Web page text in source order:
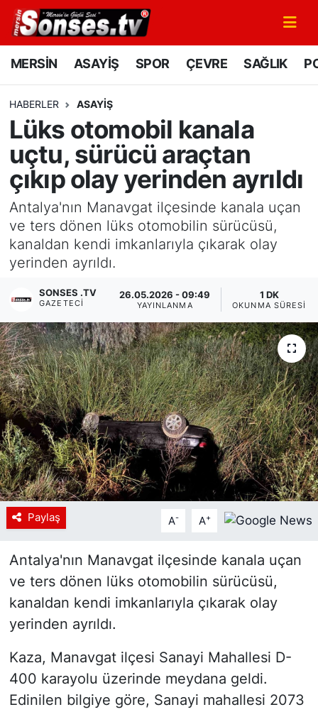
MERSİN ASAYİŞ SPOR ÇEVRE SAĞLIK
HABERLER ASAYİŞ
Lüks otomobil kanala
uçtu, sürücü araçtan
çıkıp olay yerinden ayrıldı
Antalya'nın Manavgat ilçesinde kanala uçan
ve ters dönen lüks otomobilin sürücüsü,
kanaldan kendi imkanlarıyla çıkarak olay
yerinden ayrıldı.
SONSES .TV
GAZETECI
26.05.2026 - 09:49
YAYINLANMA
1 DK
OKUNMA SÜRESI
Paylaş A- A+
Antalya'nın Manavgat ilçesinde kanala uçan
ve ters dönen lüks otomobilin sürücüsü,
kanaldan kendi imkanlarıyla çıkarak olay
yerinden ayrıldı.
Kaza, Manavgat ilçesi Sanayi Mahallesi D-
400 karayolu üzerinde meydana geldi.
Edinilen bilgiye göre, Sanayi mahallesi 2073
MERSİN
SPOR
GÜNÜN MANŞETİ
DÜNYA
KÜLTÜR - SANAT
MAGAZİN
SAĞLIK
Siyaset
YEREL HABER
Haberde insan
Tanıtım
Mersin Nöbetçi Eczaneler
Mersin Namaz Vakitleri
Mersin Trafik Yoğunluk Haritası
Süper Lig Puan Durumu ve Fikstür
Tüm Manşetler
Son Dakika Haberleri
Haber Arşivi